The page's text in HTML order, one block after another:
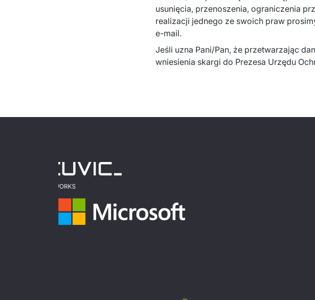
usunięcia, przenoszenia, ograniczenia
realizacji jednego ze swoich praw
e-mail.
Jeśli uzna Pani/Pan, że przetwarzając
wniesienia skargi do Prezesa Urzędu